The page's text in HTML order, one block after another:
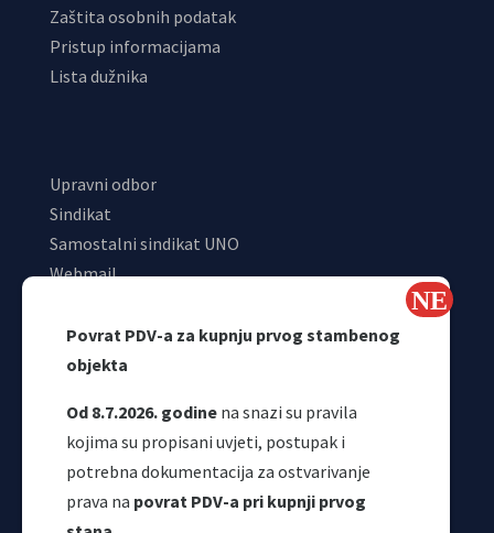
Povrat PDV-a za kupnju prvog stambenog
objekta
Od 8.7.2026. godine na snazi su pravila
kojima su propisani uvjeti, postupak i
potrebna dokumentacija za ostvarivanje
prava na povrat PDV-a pri kupnji prvog
Zaštita osobnih podatak
Pristup informacijama
Lista dužnika
Upravni odbor
Sindikat
Samostalni sindikat UNO
Webmail